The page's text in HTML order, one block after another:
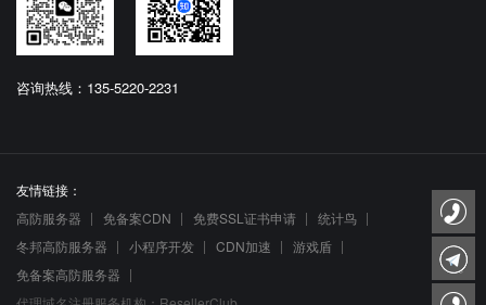
咨询热线：135-5220-2231
友情链接：
高防服务器
免备案CDN 免费SSL证书申请
统计鸟
冬邦高防服务器
小程序开发 CDN加速
游戏盾
免备案高防服务器